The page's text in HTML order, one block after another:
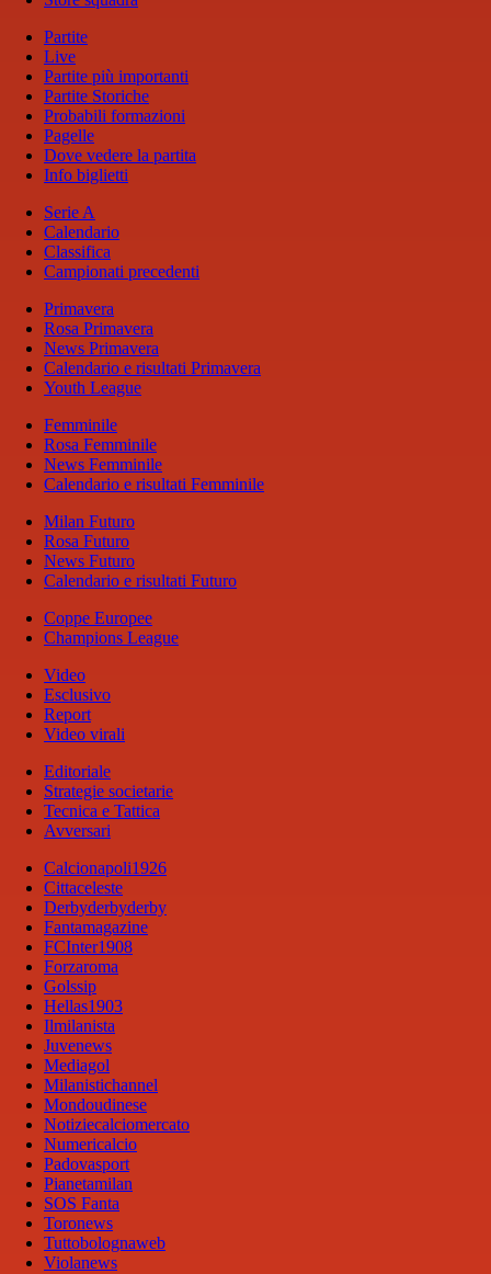
Partite
Live
Partite più importanti
Partite Storiche
Probabili formazioni
Pagelle
Dove vedere la partita
Info biglietti
Serie A
Calendario
Classifica
Campionati precedenti
Primavera
Rosa Primavera
News Primavera
Calendario e risultati Primavera
Youth League
Femminile
Rosa Femminile
News Femminile
Calendario e risultati Femminile
Milan Futuro
Rosa Futuro
News Futuro
Calendario e risultati Futuro
Coppe Europee
Champions League
Video
Esclusivo
Report
Video virali
Editoriale
Strategie societarie
Tecnica e Tattica
Avversari
Calcionapoli1926
Cittaceleste
Derbyderbyderby
Fantamagazine
FCInter1908
Forzaroma
Golssip
Hellas1903
Ilmilanista
Juvenews
Mediagol
Milanistichannel
Mondoudinese
Notiziecalciomercato
Numericalcio
Padovasport
Pianetamilan
SOS Fanta
Toronews
Tuttobolognaweb
Violanews